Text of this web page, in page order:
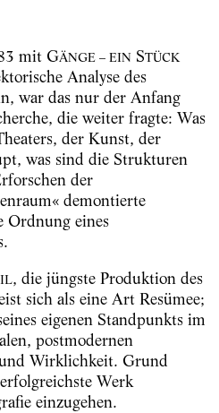
mit GÄNGE – EINSTÜCK
Analyse des
war das nur der Anfang
die weiter fragte: Was
der Kunst, der
was sind die Strukturen
der
demontierte
Ordnung eines
, die jüngste Produktion des
sich als eine Art Resümee;
eigenen Standpunkts im
postmodernen
Wirklichkeit. Grund
Werk
einzugehen.